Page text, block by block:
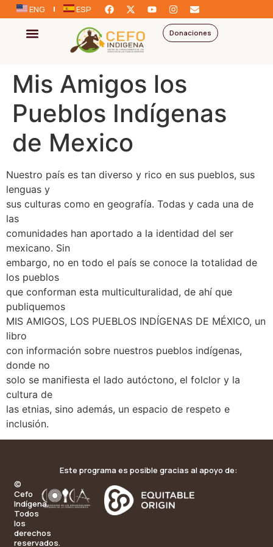
ENG ESP
Donaciones
Mis Amigos los
Pueblos Indígenas
de Mexico
Nuestro país es tan diverso y rico en sus pueblos, sus
lenguas y
sus culturas como en geografía. Todas y cada una de
las
comunidades han aportado a la identidad del ser
mexicano. Sin
embargo, no en todo el país se conoce la totalidad de
los pueblos
que conforman esta multiculturalidad, de ahí que
publiquemos
MIS AMIGOS, LOS PUEBLOS INDÍGENAS DE MÉXICO, un
libro
con información sobre nuestros pueblos indígenas,
donde no
solo se manifiesta el lado autóctono, el folclor y la
cultura de
las etnias, sino además, un espacio de respeto e
inclusión.
©
Cefo
Indígena.
Todos
los
derechos
reservados.
Este programa es posible gracias al apoyo de: